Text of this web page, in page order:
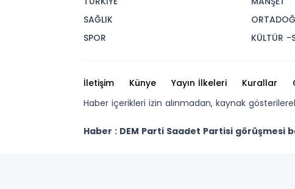
SAĞLIK
SPOR
KÜLTÜR -
İletişim Künye Yayın İlkeleri Kurallar
Haber içerikleri izin alınmadan, kaynak
Haber : DEM Parti Saadet Partisi görüşmesi